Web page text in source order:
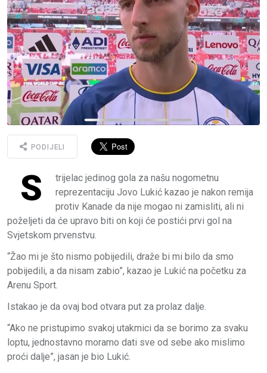
PODIJELI
S
trijelac jedinog gola za našu nogometnu
reprezentaciju Jovo Lukić kazao je nakon remija
protiv Kanade da nije mogao ni zamisliti, ali ni
poželjeti da će upravo biti on koji će postići prvi gol na
Svjetskom prvenstvu.
“Žao mi je što nismo pobijedili, draže bi mi bilo da smo
pobijedili, a da nisam zabio”, kazao je Lukić na početku za
Arenu Sport.
Istakao je da ovaj bod otvara put za prolaz dalje.
“Ako ne pristupimo svakoj utakmici da se borimo za svaku
loptu, jednostavno moramo dati sve od sebe ako mislimo
proći dalje”, jasan je bio Lukić.